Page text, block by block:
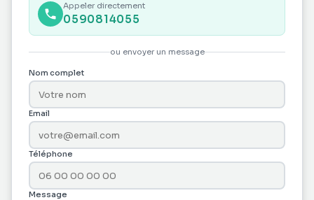
Appeler directement
0590814055
ou envoyer un message
Nom complet
Email
Téléphone
Message